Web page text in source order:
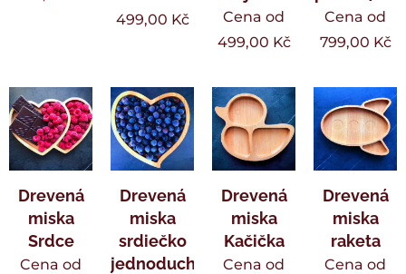
499,00 Kč
Cena od
499,00 Kč
Cena od
799,00 Kč
Drevená
miska
Srdce
Cena od
Drevená
miska
srdiečko
jednoduché
Drevená
miska
Kačička
Cena od
Drevená
miska
raketa
Cena od